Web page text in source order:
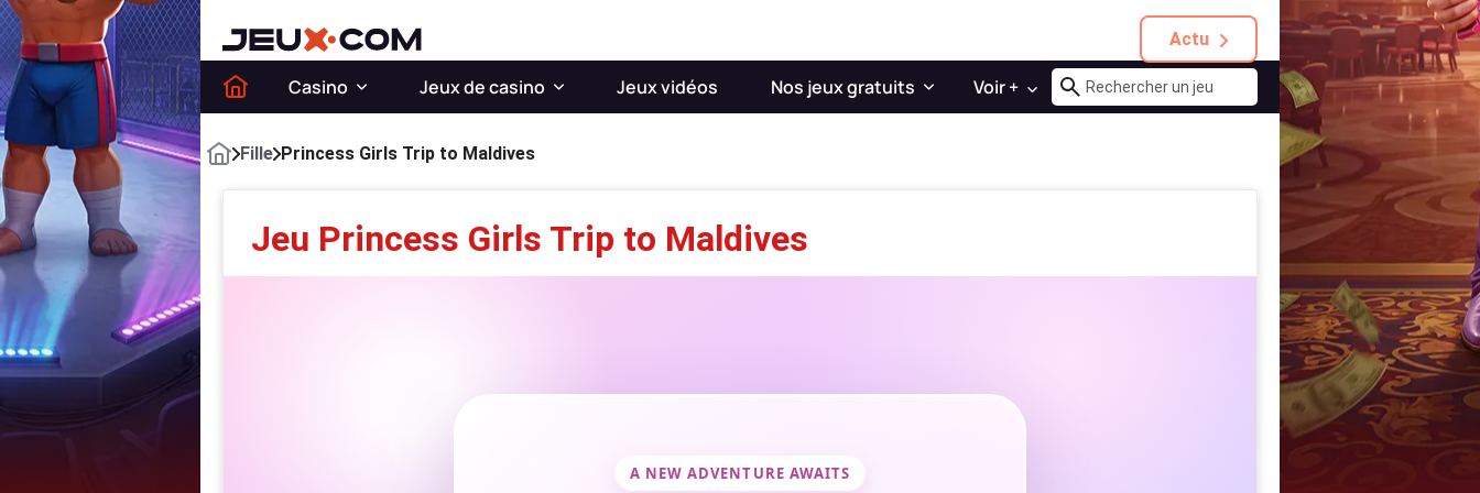
Actu
Casino Jeux de casino Jeux vidéos Nos jeux gratuits Voir +
Fille Princess Girls Trip to Maldives
Jeu Princess Girls Trip to Maldives